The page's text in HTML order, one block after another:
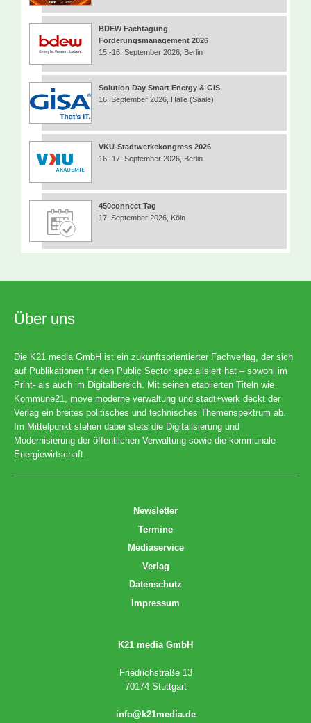
BDEW Fachtagung
Forderungsmanagement 2026
15.-16. September 2026, Berlin
Solution Day Smart Energy & GIS
16. September 2026, Halle (Saale)
VKU-Stadtwerkekongress 2026
16.-17. September 2026, Berlin
450connect Tag
17. September 2026, Köln
Über uns
Die K21 media GmbH ist ein zukunftsorientierter Fachverlag, der sich
auf Publikationen für den Public Sector spezialisiert hat – sowohl im
Print- als auch im Digitalbereich. Mit seinen etablierten Titeln wie
Kommune21, move moderne verwaltung und stadt+werk deckt der
Verlag ein breites politisches und technisches Themenspektrum ab.
Im Mittelpunkt stehen dabei stets die Digitalisierung und
Modernisierung der öffentlichen Verwaltung sowie die kommunale
Energiewirtschaft.
Newsletter
Termine
Mediaservice
Verlag
Datenschutz
Impressum
K21 media GmbH
Friedrichstraße 13
70174 Stuttgart
info@k21media.de